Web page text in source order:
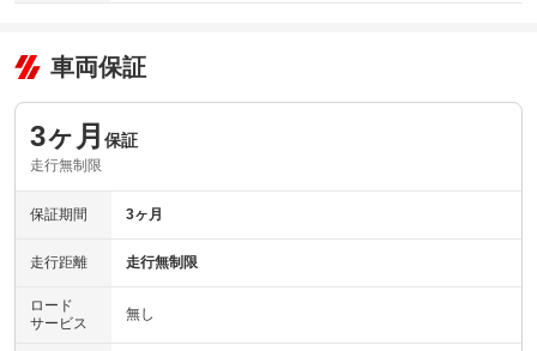
車両保証
3ヶ月 保証
走行無制限
保証期間 3ヶ月
走行距離 走行無制限
ロード
サービス
無し